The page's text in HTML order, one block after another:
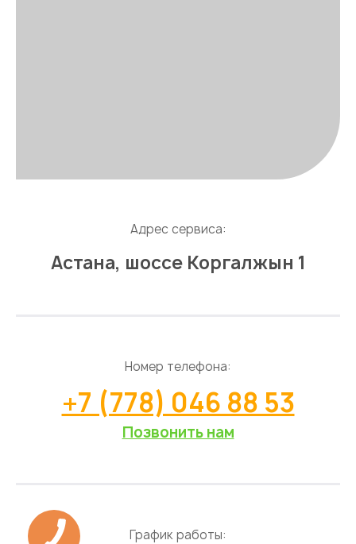
Адрес сервиса:
Астана, шоссе Коргалжын 1
Номер телефона:
+7 (778) 046 88 53
Позвонить нам
График работы: